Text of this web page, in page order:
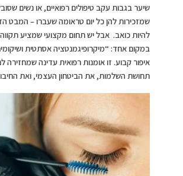
שיער בגבות עקב טיפולים רפואיים, או נשים
שמזכירות להן כל יום טראומה שעברו – המבט
להיות כואב. אבל יש תחום מקצועי שמציע תקווה,
במקום אחד: “מיקרופיגמנטציה אסתטית
איפור קבוע. זו אומנות רפואית עדינה שמחזירה
תחושת השלמות, את הביטחון העצמי, ואת